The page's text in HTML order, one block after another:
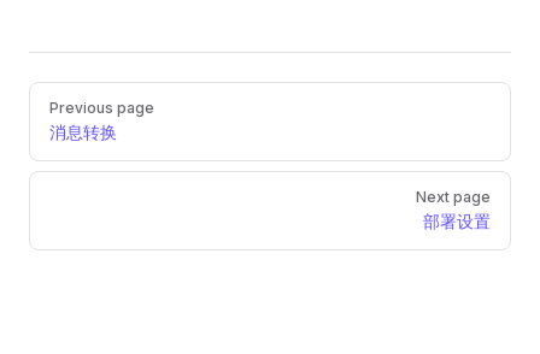
Pager
Previous page
消息转换
Next page
部署设置